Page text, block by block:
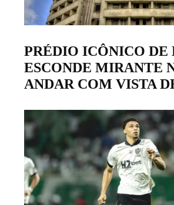
PRÉDIO ICÔNICO DE
ESCONDE MIRANTE
ANDAR COM VISTA